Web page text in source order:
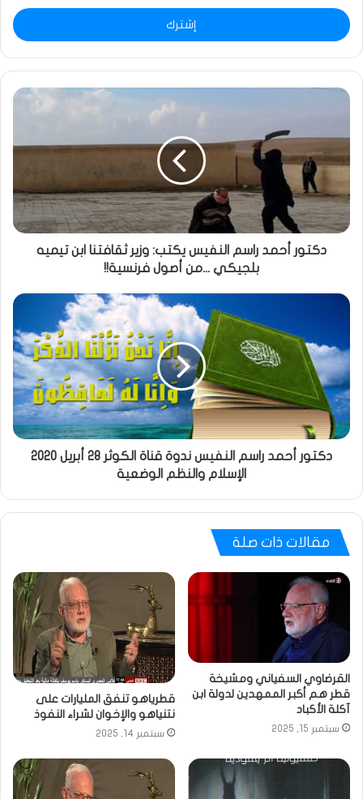
الإلكتروني
دكتور أحمد راسم النفيس يكتب: وزير ثقافتنا ابن تيميه
بلجيكي ...من أصول فرنسية!!
دكتور أحمد راسم النفيس ندوة قناة الكوثر 28 أبريل 2020
الإسلام والنظم الوضعية
مقالات ذات صلة
القرضاوي السفياني ومشيخة
قطر هم أكبر الممهدين لدولة ابن
آكلة الأكباد
سبتمبر 15, 2025
قطرياهو تنفق المليارات على
نتنياهو والإخوان لشراء النفوذ
سبتمبر 14, 2025